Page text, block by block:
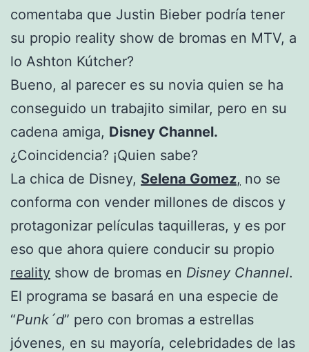
comentaba que Justin Bieber podría tener
su propio reality show de bromas en MTV, a
lo Ashton Kútcher?
Bueno, al parecer es su novia quien se ha
conseguido un trabajito similar, pero en su
cadena amiga, Disney Channel.
¿Coincidencia? ¡Quien sabe?
La chica de Disney, Selena Gomez, no se
conforma con vender millones de discos y
protagonizar películas taquilleras, y es por
eso que ahora quiere conducir su propio
reality show de bromas en Disney Channel.
El programa se basará en una especie de
“Punk´d” pero con bromas a estrellas
jóvenes, en su mayoría, celebridades de las